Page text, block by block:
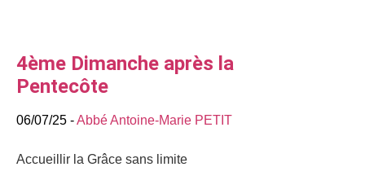
4ème Dimanche après la
Pentecôte
06/07/25 -Abbé Antoine-Marie PETIT
Accueillir la Grâce sans limite